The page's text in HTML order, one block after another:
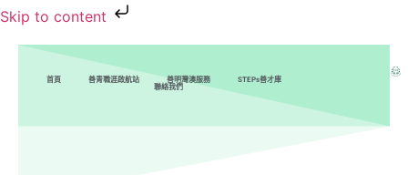
Skip to content
首頁 善青職涯啟航站 善明灣澳服務
STEPs善才庫
聯絡我們